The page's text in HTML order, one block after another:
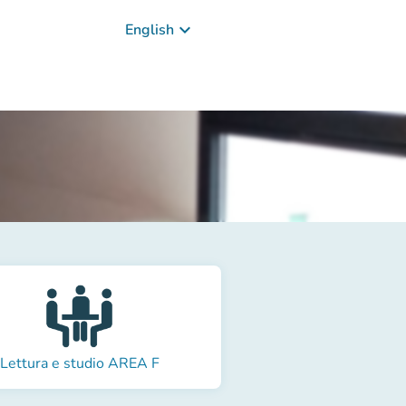
English keyboard_arrow_down
Lettura e studio AREA F